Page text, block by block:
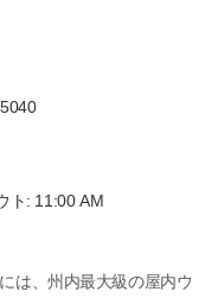
ト: 11:00 AM
は、州内最大級の屋内ウ